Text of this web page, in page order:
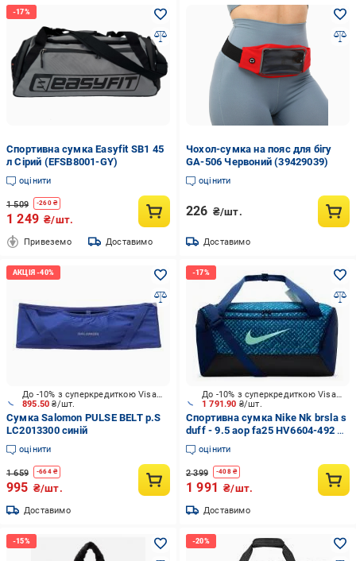
Спортивна сумка Easyfit SB1 45
л Сірий (EFSB8001-GY)
оцінити
1 509 -260₴
1 249 ₴/шт.
Привеземо Доставимо
Чохол-сумка на пояс для бігу
GA-506 Червоний (39429039)
оцінити
226 ₴/шт.
Доставимо
895.50₴/шт.
До -10% з суперкредиткою Visa Вигода
Сумка Salomon PULSE BELT р.S
LC2013300 синій
оцінити
1 659 -664₴
995 ₴/шт.
Доставимо
1 791.90 ₴/шт.
До -10% з суперкредиткою Visa Вигода
Спортивна сумка Nike Nk brsla s
duff - 9.5 aop fa25 HV6604-492 41
л синій
оцінити
2 399 -408₴
1 991 ₴/шт.
Доставимо